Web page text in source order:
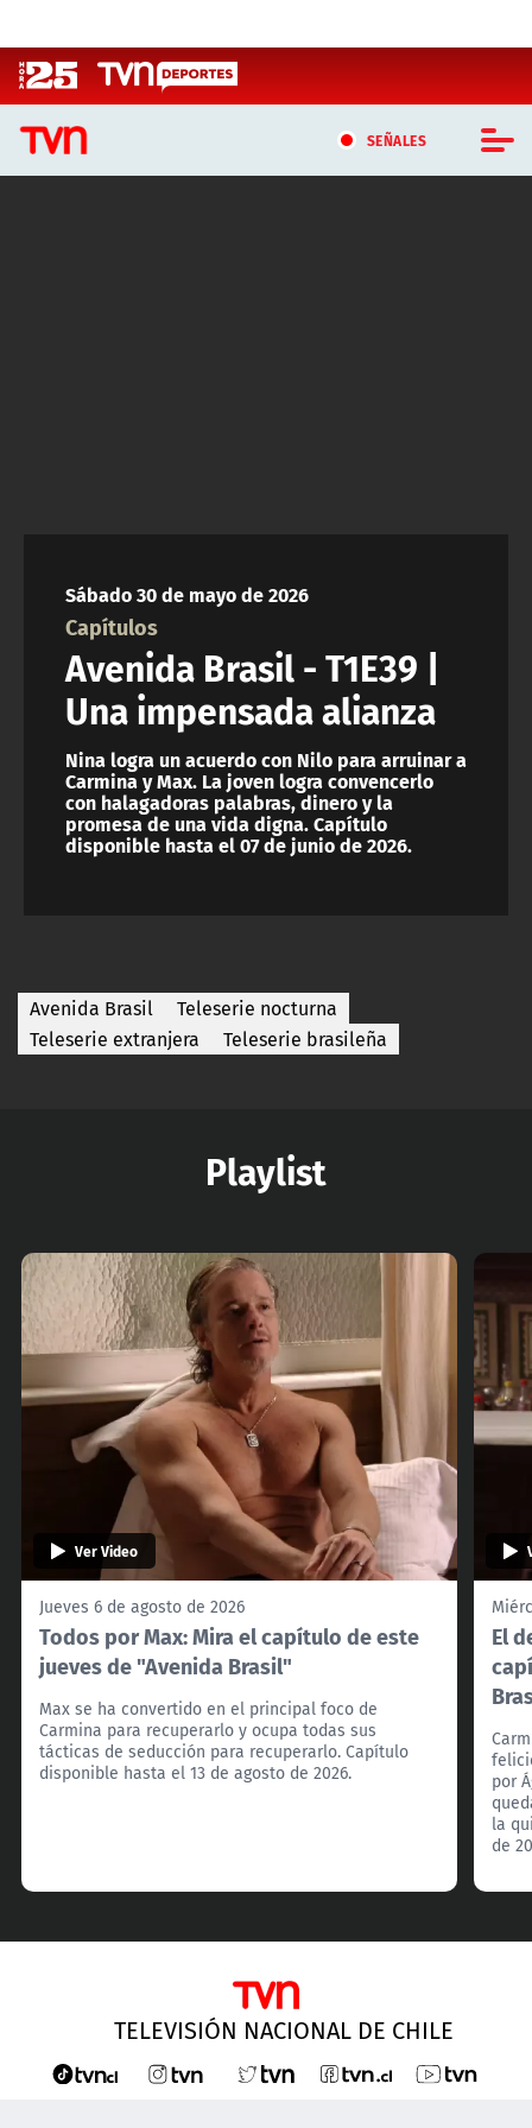
SEÑALES
ACTUALIDAD Y TENDENCIAS
CORPORATIVO Y TRANSPARENCIA
CANAL DE DENUNCIAS
ÁREA DE PROYECTOS
Sábado 30 de mayo de 2026
Capítulos
Avenida Brasil - T1E39 |
Una impensada alianza
Nina logra un acuerdo con Nilo para arruinar a
Carmina y Max. La joven logra convencerlo
con halagadoras palabras, dinero y la
promesa de una vida digna. Capítulo
disponible hasta el 07 de junio de 2026.
Avenida Brasil
Teleserie nocturna
Teleserie extranjera
Teleserie brasileña
Playlist
Ver Video
Jueves 6 de agosto de 2026
Todos por Max: Mira el capítulo de este
jueves de "Avenida Brasil"
Max se ha convertido en el principal foco de
Carmina para recuperarlo y ocupa todas sus
tácticas de seducción para recuperarlo. Capítulo
disponible hasta el 13 de agosto de 2026.
El
por
la
de
TELEVISIÓN NACIONAL DE CHILE